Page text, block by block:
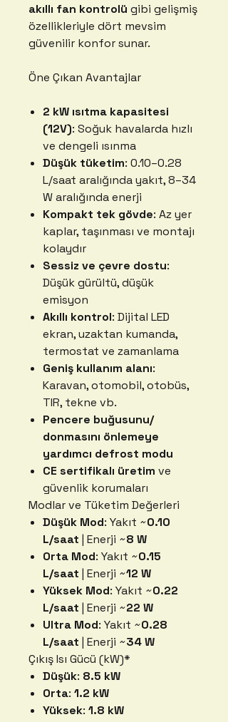
akıllı fan kontrolü gibi gelişmiş
özellikleriyle dört mevsim
güvenilir konfor sunar.
Öne Çıkan Avantajlar
2 kW ısıtma kapasitesi
(12V): Soğuk havalarda hızlı
ve dengeli ısınma
Düşük tüketim: 0.10–0.28
L/saat aralığında yakıt, 8–34
W aralığında enerji
Kompakt tek gövde: Az yer
kaplar, taşınması ve montajı
kolaydır
Sessiz ve çevre dostu:
Düşük gürültü, düşük
emisyon
Akıllı kontrol: Dijital LED
ekran, uzaktan kumanda,
termostat ve zamanlama
Geniş kullanım alanı:
Karavan, otomobil, otobüs,
TIR, tekne vb.
Pencere buğusunu/
donmasını önlemeye
yardımcı defrost modu
CE sertifikalı üretim ve
güvenlik korumaları
Modlar ve Tüketim Değerleri
Düşük Mod: Yakıt ~0.10
L/saat | Enerji ~8 W
Orta Mod: Yakıt ~0.15
L/saat | Enerji ~12 W
Yüksek Mod: Yakıt ~0.22
L/saat | Enerji ~22 W
Ultra Mod: Yakıt ~0.28
L/saat | Enerji ~34 W
Çıkış Isı Gücü (kW)*
Düşük: 8.5 kW
Orta: 1.2 kW
Yüksek: 1.8 kW